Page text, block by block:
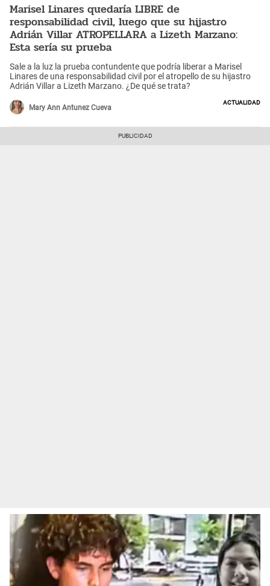
Marisel Linares quedaría LIBRE de
responsabilidad civil, luego que su hijastro
Adrián Villar ATROPELLARA a Lizeth Marzano:
Esta sería su prueba
Sale a la luz la prueba contundente que podría liberar a Marisel
Linares de una responsabilidad civil por el atropello de su hijastro
Adrián Villar a Lizeth Marzano. ¿De qué se trata?
Mary Ann Antunez Cueva
Actualidad